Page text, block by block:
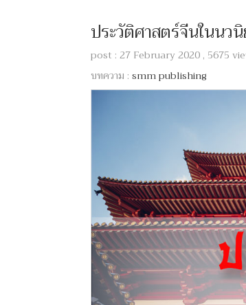
ประวัติศาสตร์จีนในนว
post : 27 February 2020 , 5675
บทความ : smm publishing